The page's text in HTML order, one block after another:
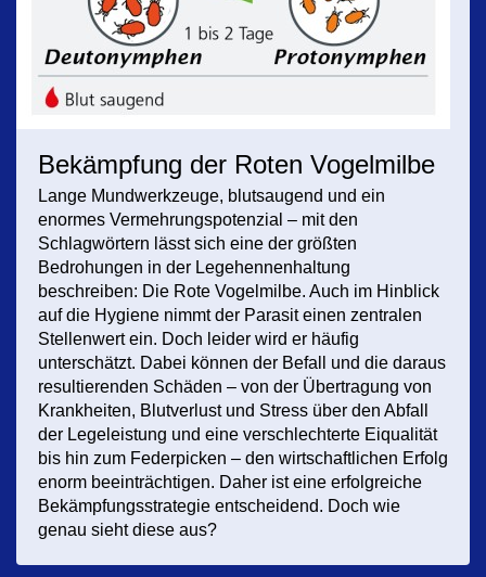
Bekämpfung der Roten Vogelmilbe
Lange Mundwerkzeuge, blutsaugend und ein
enormes Vermehrungspotenzial – mit den
Schlagwörtern lässt sich eine der größten
Bedrohungen in der Legehennenhaltung
beschreiben: Die Rote Vogelmilbe. Auch im Hinblick
auf die Hygiene nimmt der Parasit einen zentralen
Stellenwert ein. Doch leider wird er häufig
unterschätzt. Dabei können der Befall und die daraus
resultierenden Schäden – von der Übertragung von
Krankheiten, Blutverlust und Stress über den Abfall
der Legeleistung und eine verschlechterte Eiqualität
bis hin zum Federpicken – den wirtschaftlichen Erfolg
enorm beeinträchtigen. Daher ist eine erfolgreiche
Bekämpfungsstrategie entscheidend. Doch wie
genau sieht diese aus?